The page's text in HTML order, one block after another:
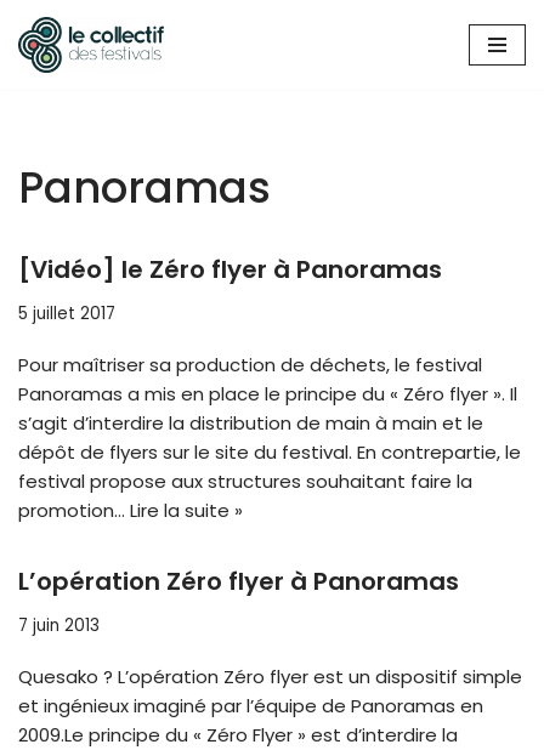
Aller
Panoramas
[Vidéo] le Zéro flyer à Panoramas
5 juillet 2017
Pour maîtriser sa production de déchets, le festival
Panoramas a mis en place le principe du « Zéro flyer ». Il
s’agit d’interdire la distribution de main à main et le
dépôt de flyers sur le site du festival. En contrepartie, le
festival propose aux structures souhaitant faire la
promotion… Lire la suite »
L’opération Zéro flyer à Panoramas
7 juin 2013
Quesako ? L’opération Zéro flyer est un dispositif simple
et ingénieux imaginé par l’équipe de Panoramas en
2009.Le principe du « Zéro Flyer » est d’interdire la